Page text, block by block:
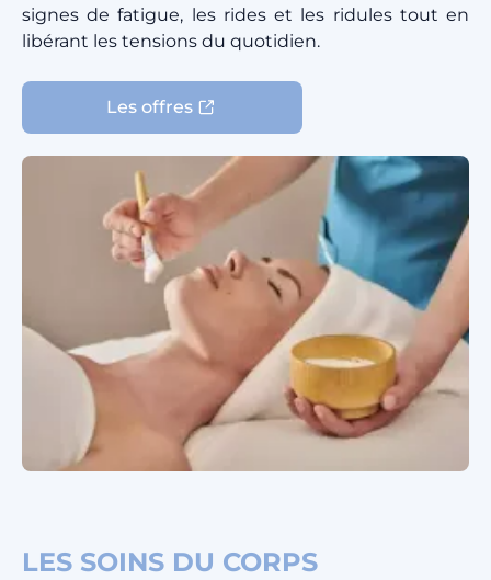
signes de fatigue, les rides et les ridules tout en
libérant les tensions du quotidien.
Les offres
LES SOINS DU CORPS